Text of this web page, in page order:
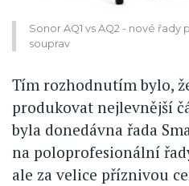
Sonor AQ1 vs AQ2 - nové
souprav
Tím rozhodnutím bylo,
produkovat nejlevnější
byla donedávna řada
na poloprofesionální
ale za velice příznivou